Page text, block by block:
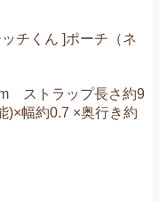
チくん ]ポーチ（ネ
ストラップ長さ約9
)×幅約0.7 ×奥行き約